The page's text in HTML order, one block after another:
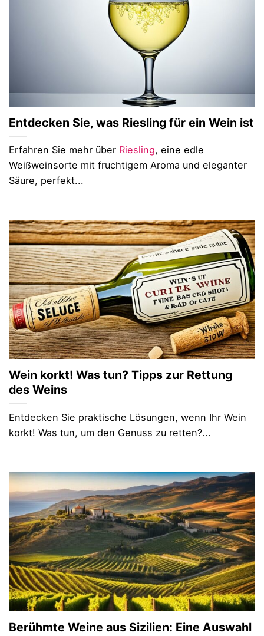
Entdecken Sie, was Riesling für ein Wein ist
Erfahren Sie mehr über Riesling, eine edle
Weißweinsorte mit fruchtigem Aroma und eleganter
Säure, perfekt...
Wein korkt! Was tun? Tipps zur Rettung
des Weins
Entdecken Sie praktische Lösungen, wenn Ihr Wein
korkt! Was tun, um den Genuss zu retten?...
Berühmte Weine aus Sizilien: Eine Auswahl